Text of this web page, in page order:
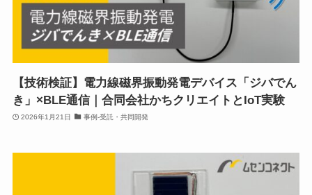
【技術検証】電力線磁界振動発電デバイス「ジバでん
き」×BLE通信｜合同会社かちクリエイトとIoT実験
2026年1月21日 事例-受託・共同開発